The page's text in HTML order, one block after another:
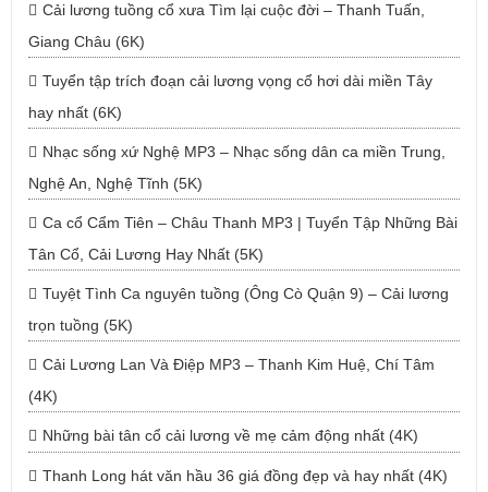
Cải lương tuồng cổ xưa Tìm lại cuộc đời – Thanh Tuấn,
Giang Châu (6K)
Tuyển tập trích đoạn cải lương vọng cổ hơi dài miền Tây
hay nhất (6K)
Nhạc sống xứ Nghệ MP3 – Nhạc sống dân ca miền Trung,
Nghệ An, Nghệ Tĩnh (5K)
Ca cổ Cẩm Tiên – Châu Thanh MP3 | Tuyển Tập Những Bài
Tân Cổ, Cải Lương Hay Nhất (5K)
Tuyệt Tình Ca nguyên tuồng (Ông Cò Quận 9) – Cải lương
trọn tuồng (5K)
Cải Lương Lan Và Điệp MP3 – Thanh Kim Huệ, Chí Tâm
(4K)
Những bài tân cổ cải lương về mẹ cảm động nhất (4K)
Thanh Long hát văn hầu 36 giá đồng đẹp và hay nhất (4K)